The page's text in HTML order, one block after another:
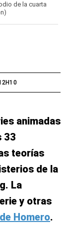
de la cuarta
animadas
33
teorías
de la
La
y otras
Homero.